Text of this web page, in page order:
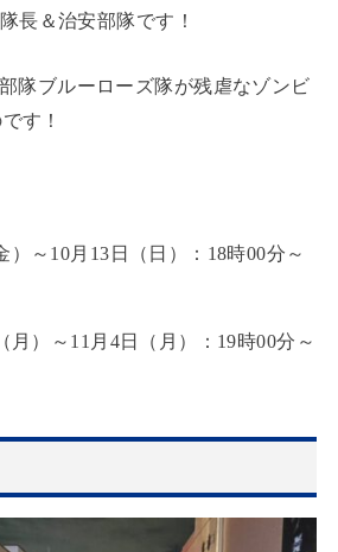
長＆治安部隊です！
隊ブルーローズ隊が残虐なゾンビ
す！
）～10月13日（日）：18時00分～
月）～11月4日（月）：19時00分～